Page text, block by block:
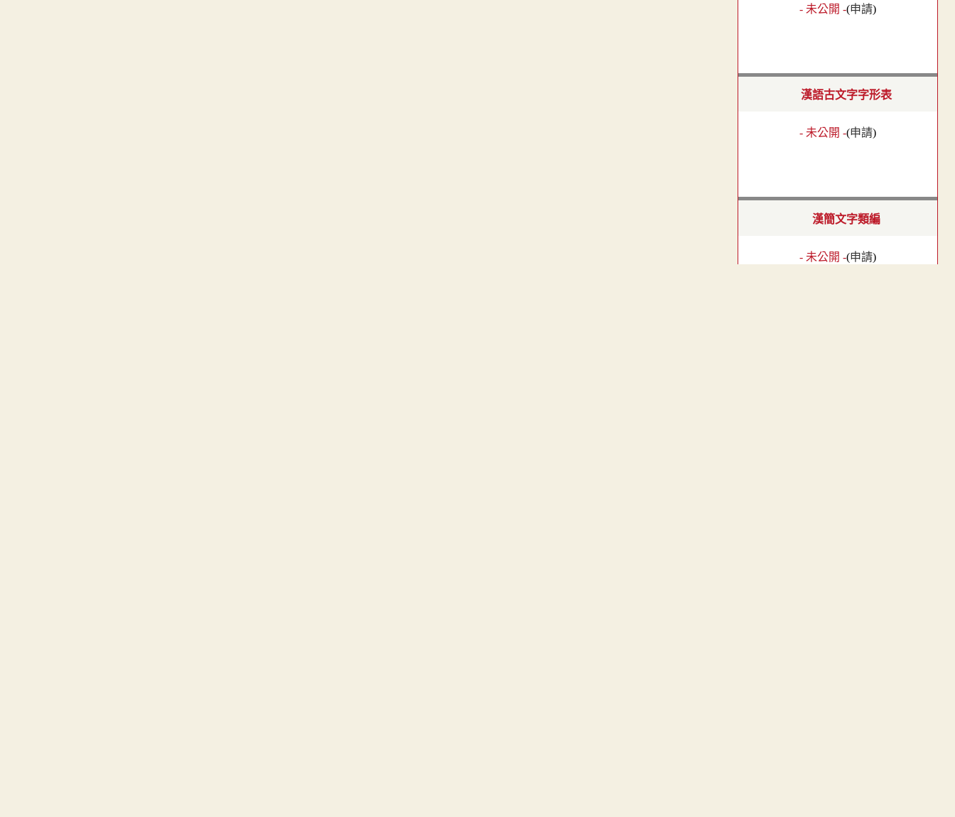
- 未公開 -(申請)
漢語古文字字形表
- 未公開 -(申請)
漢簡文字類編
- 未公開 -(申請)